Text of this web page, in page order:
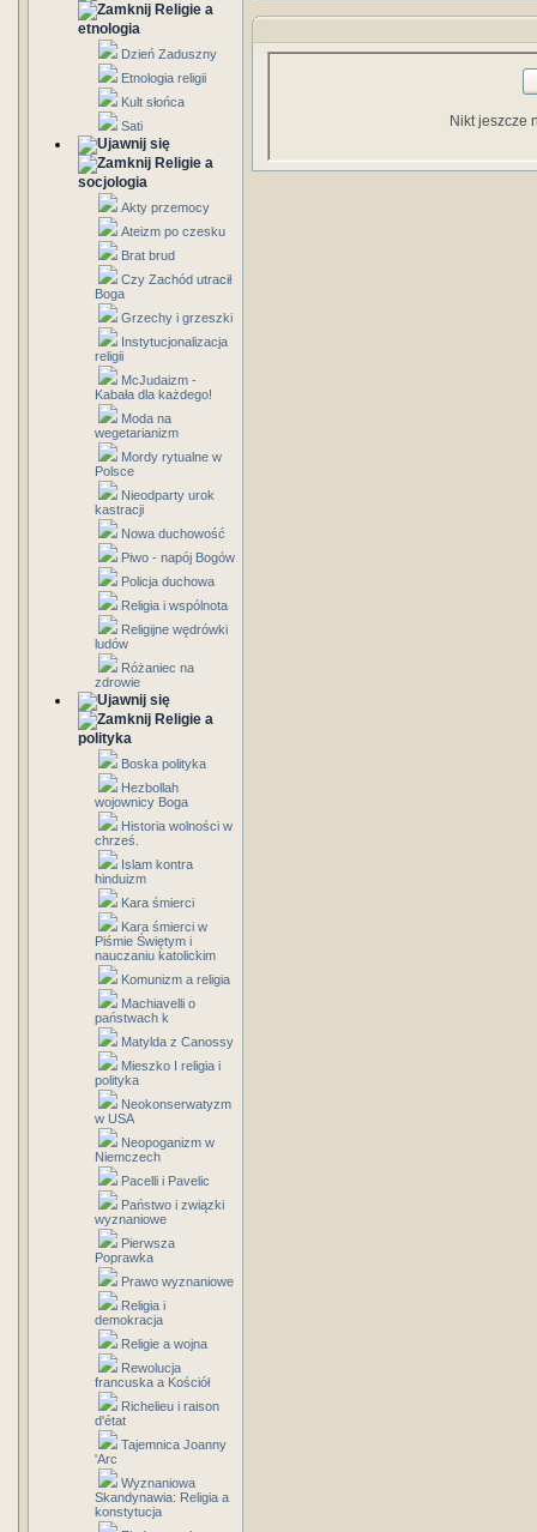
Religie a
etnologia
Dzień Zaduszny
Etnologia religii
Kult słońca
Sati
Religie a
socjologia
Akty przemocy
Ateizm po czesku
Brat brud
Czy Zachód utracił
Boga
Grzechy i grzeszki
Instytucjonalizacja
religii
McJudaizm -
Kabała dla każdego!
Moda na
wegetarianizm
Mordy rytualne w
Polsce
Nieodparty urok
kastracji
Nowa duchowość
Piwo - napój Bogów
Policja duchowa
Religia i wspólnota
Religijne wędrówki
ludów
Różaniec na
zdrowie
Religie a
polityka
Boska polityka
Hezbollah
wojownicy Boga
Historia wolności w
chrześ.
Islam kontra
hinduizm
Kara śmierci
Kara śmierci w
Piśmie Świętym i
nauczaniu katolickim
Komunizm a religia
Machiavelli o
państwach k
Matylda z Canossy
Mieszko I religia i
polityka
Neokonserwatyzm
w USA
Neopoganizm w
Niemczech
Pacelli i Pavelic
Państwo i związki
wyznaniowe
Pierwsza
Poprawka
Prawo wyznaniowe
Religia i
demokracja
Religie a wojna
Rewolucja
francuska a Kościół
Richelieu i raison
d'état
Tajemnica Joanny
'Arc
Wyznaniowa
Skandynawia: Religia a
konstytucja
Nikt jeszcze